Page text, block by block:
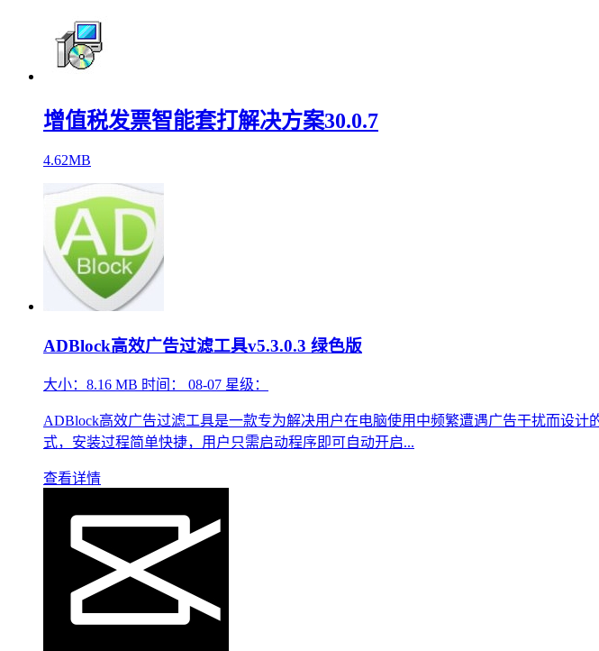
增值税发票智能套打解决方案30.0.7
4.62MB
ADBlock高效广告过滤工具v5.3.0.3 绿色版
大小： 8.16 MB 时间： 08-07 星级：
ADBlock高效广告过滤工具是一款专为解决用户在电脑使用中频繁遭遇广告干扰而设
式，安装过程简单快捷，用户只需启动程序即可自动开启...
查看详情